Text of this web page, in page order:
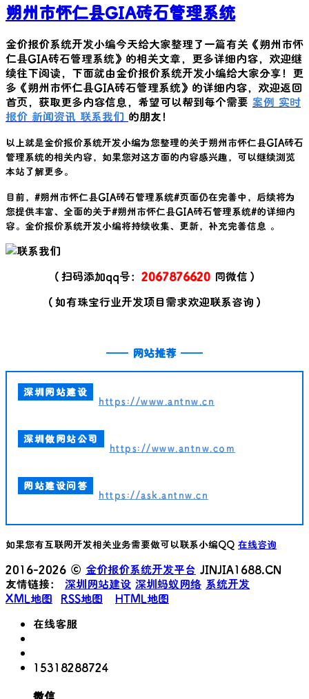
朔州市怀仁县GIA砖石管理系统
金价报价系统开发小编今天给大家整理了一篇有关《朔州市怀
仁县GIA砖石管理系统》的相关文章，更多详细内容，欢迎继
续往下阅读，下面就由金价报价系统开发小编给大家分享！更
多《朔州市怀仁县GIA砖石管理系统》的详细内容，欢迎返回
首页，获取更多内容信息，希望可以帮到每个需要 案例 实时
报价 新闻资讯 联系我们 的朋友！
以上就是金价报价系统开发小编为您整理的关于朔州市怀仁县GIA砖石
管理系统的相关内容，如果您对这方面的内容感兴趣，可以继续浏览
本站了解更多。
目前，#朔州市怀仁县GIA砖石管理系统#页面仍在完善中，后续将为
您提供丰富、全面的关于#朔州市怀仁县GIA砖石管理系统#的详细内
容。金价报价系统开发小编将持续收集、更新，补充完善信息 。
（扫码添加qq号： 2067876620 同微信）
（如有珠宝行业开发项目需求欢迎联系咨询）
—— 网站推荐 ——
深圳网站建设
https://www.antnw.cn
深圳做网站公司
https://www.antnw.com
网站建设问答
https://ask.antnw.cn
如果您有互联网开发相关业务需要做可以联系小编QQ 在线咨询
2016-2026 © 金价报价系统开发平台 JINJIA1688.CN
友情链接： 深圳网站建设 深圳蚂蚁网络 系统开发
XML地图
RSS地图
HTML地图
在线客服
15318288724
微信